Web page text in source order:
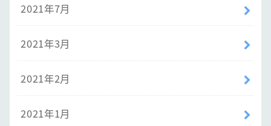
2021年7月
2021年3月
2021年2月
2021年1月